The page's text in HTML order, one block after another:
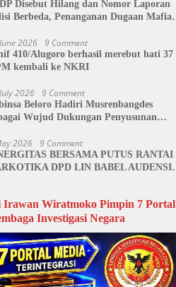
Disebut Hilang dan Nomor Laporan
Berbeda, Penanganan Dugaan Mafia
2026 9 Comment
410/Alugoro berhasil merebut hati 37
kembali ke NKRI
2026 9 Comment
Beloro Hadiri Musrenbangdes
Wujud Dukungan Penyusunan
2026 9 Comment
BERSAMA PUTUS RANTAI
DPD LIN BABEL AUDENSI
Irawan Wiratmoko Pimpin 7 Portal
Investigasi Negara